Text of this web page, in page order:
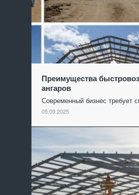
Преимущества
ангаров
Современный бизнес требует
05.09.2025